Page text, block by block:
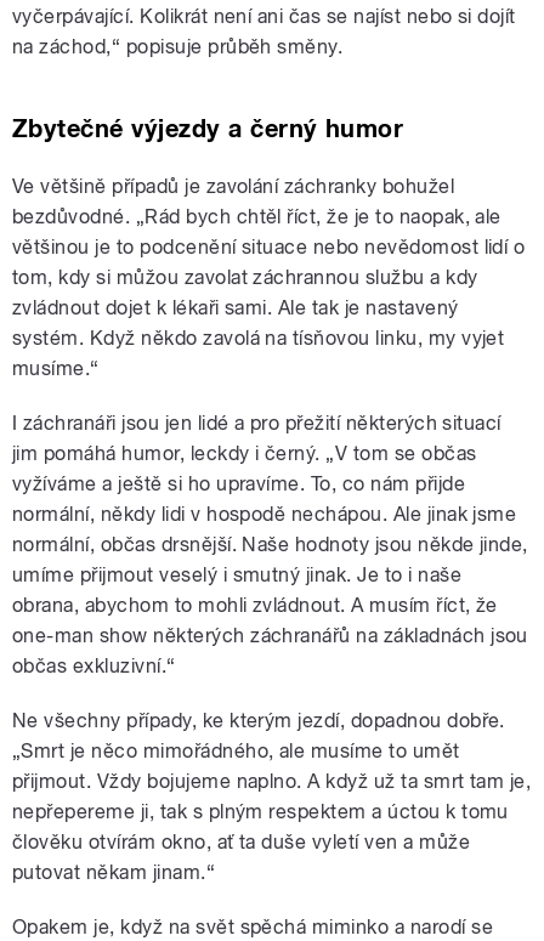
vyčerpávající. Kolikrát není ani čas se najíst nebo si dojít
na záchod,“ popisuje průběh směny.
Zbytečné výjezdy a černý humor
Ve většině případů je zavolání záchranky bohužel
bezdůvodné. „Rád bych chtěl říct, že je to naopak, ale
většinou je to podcenění situace nebo nevědomost lidí o
tom, kdy si můžou zavolat záchrannou službu a kdy
zvládnout dojet k lékaři sami. Ale tak je nastavený
systém. Když někdo zavolá na tísňovou linku, my vyjet
musíme.“
I záchranáři jsou jen lidé a pro přežití některých situací
jim pomáhá humor, leckdy i černý. „V tom se občas
vyžíváme a ještě si ho upravíme. To, co nám přijde
normální, někdy lidi v hospodě nechápou. Ale jinak jsme
normální, občas drsnější. Naše hodnoty jsou někde jinde,
umíme přijmout veselý i smutný jinak. Je to i naše
obrana, abychom to mohli zvládnout. A musím říct, že
one-man show některých záchranářů na základnách jsou
občas exkluzivní.“
Ne všechny případy, ke kterým jezdí, dopadnou dobře.
„Smrt je něco mimořádného, ale musíme to umět
přijmout. Vždy bojujeme naplno. A když už ta smrt tam je,
nepřepereme ji, tak s plným respektem a úctou k tomu
člověku otvírám okno, ať ta duše vyletí ven a může
putovat někam jinam.“
Opakem je, když na svět spěchá miminko a narodí se